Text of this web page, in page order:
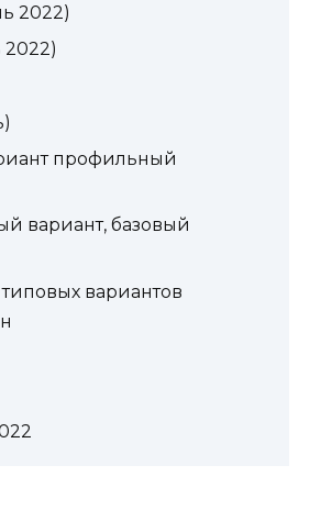
2022)
2022)
профильный
вариант, базовый
вариантов